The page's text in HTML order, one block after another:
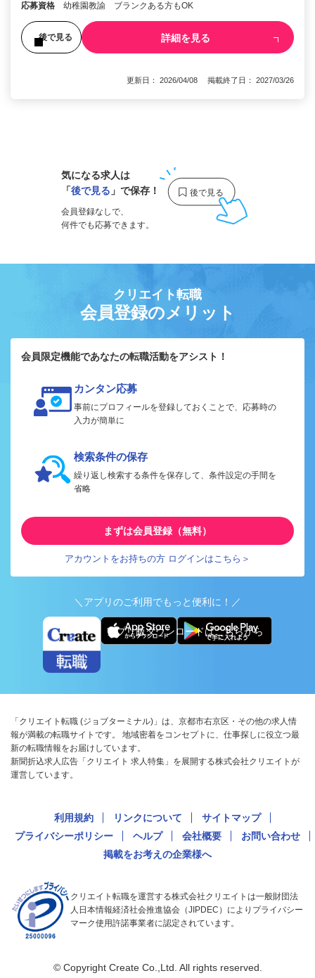
応募資格 幼稚園教諭 ブランクある方もOK
後で見る 詳細を見る
更新日： 2026/04/08 掲載終了日： 2027/03/26
気になる求人は
「後で見る 」で保存！
会員登録なしで、
何件でも応募できます。
クリエイト転職
会員登録のメリット
会員限定機能であなたの転職活動をアシスト！
カンタン応募
事前にプロフィールを登録しておくことで、応募時の
入力が簡単に
検索条件の保存
繰り返し検索する条件を保存して、条件設定の手間を
省略
まずは会員登録（無料）
アカウントをお持ちの方 ログインはこちら＞
＼アプリのご利用でもっと便利に！／
アプリ版ダウンロードはこちらから
「クリエイト転職 (ジョブターミナル)」は、京都市右京区・その他の求人情
報が満載の転職サイトです。 地域密着をコンセプトに、仕事探しに役立つ最
新の転職情報をお届けしています。
新聞折込求人広告「クリエイト 求人特集」を展開する株式会社クリエイトが
運営しています。
利用規約 リンクについて
サイトマップ
プライバシーポリシー
ヘルプ 会社概要
お問い合わせ
掲載をお考えの企業様へ
クリエイト転職を運営する株式会社クリエイトは一般財団法
人日本情報経済社会推進協会（JIPDEC）によりプライバシー
マーク使用許諾事業者に認定されています。
© Copyright Create Co.,Ltd. All rights reserved.